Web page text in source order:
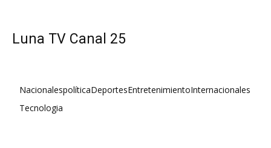
Luna TV Canal 25
NacionalespolíticaDeportesEntretenimientoInternacionales
Tecnologia